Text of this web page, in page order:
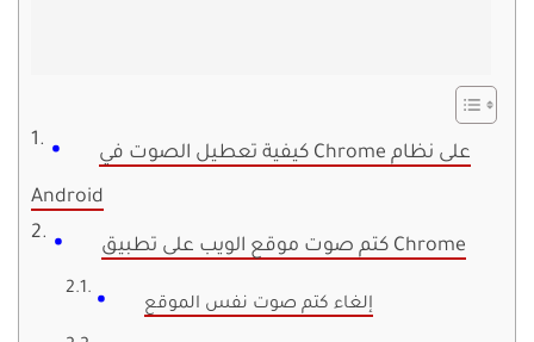
كيفية تعطيل الصوت في Chrome على نظام
Android
كتم صوت موقع الويب على تطبيق Chrome
إلغاء كتم صوت نفس الموقع